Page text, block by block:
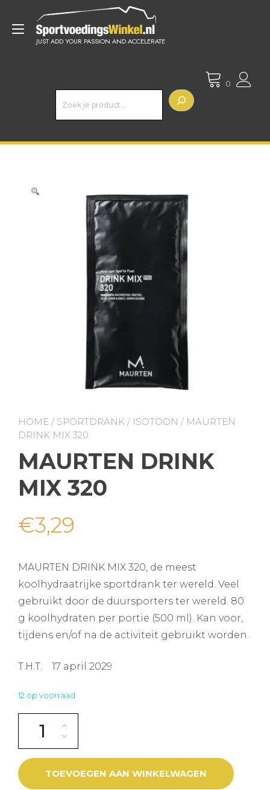
inhoud
JUST ADD YOUR PASSION AND ACCELERATE
Toggle
0
e
HOME / SPORTDRANK / ISOTOON / MAURTEN
DRINK MIX 320
MAURTEN DRINK
MIX 320
€3,29
MAURTEN DRINK MIX 320, de meest
koolhydraatrijke sportdrank ter wereld. Veel
gebruikt door de duursporters ter wereld. 80
g koolhydraten per portie (500 ml). Kan voor,
tijdens en/of na de activiteit gebruikt worden.
T.H.T. 17 april 2029
12 op voorraad
TOEVOEGEN AAN WINKELWAGEN